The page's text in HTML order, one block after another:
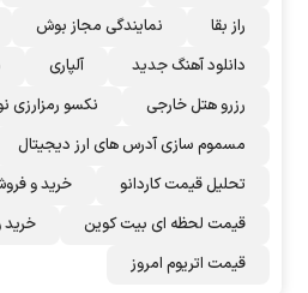
راز بقا
نمایندگی مجاز بوش
دانلود آهنگ جدید
آلپاری
رزرو هتل خارجی
نکسو رمزارزی
مسموم سازی آدرس های ارز دیجیتال
تحلیل قیمت کاردانو
خرید و
قیمت لحظه ای بیت کوین
خرید
قیمت اتریوم امروز